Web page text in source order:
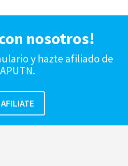
nosotros!
y hazte afiliado de
APUTN.